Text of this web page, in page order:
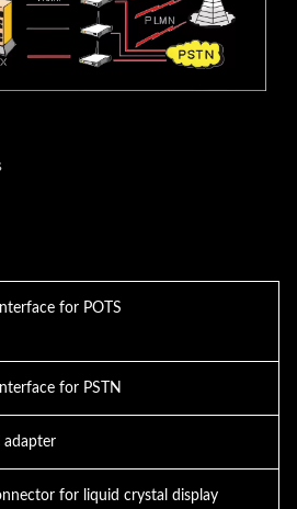
for POTS
for PSTN
adapter
for liquid crystal display